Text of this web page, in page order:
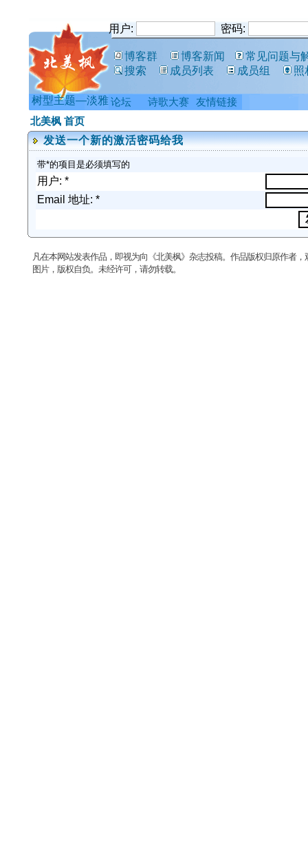
用户: 密码:
博客群 博客新闻
常见问题与
搜索
成员列表 成员组 照
树型主题—淡雅
北美枫 首页
发送一个新的激活密码给我
带*的项目是必须填写的
用户: *
Email 地址: *
凡在本网站发表作品，即视为向《北美枫》杂志投稿。作品版权归原作者
图片，版权自负。未经许可，请勿转载。
论坛 诗歌大赛 友情链接